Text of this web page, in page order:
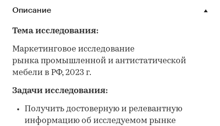
Описание
Тема исследования:
Маркетинговое исследование
рынка промышленной и антистатической
мебели в РФ, 2023 г.
Задачи исследования:
Получить достоверную и релевантную
информацию об исследуемом рынке